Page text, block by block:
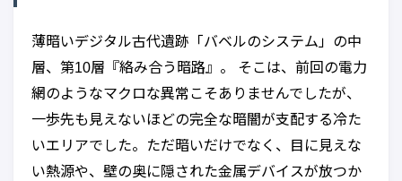
薄暗いデジタル古代遺跡「バベルのシステム」の中
層、第10層『絡み合う暗路』。 そこは、前回の電力
網のようなマクロな異常こそありませんでしたが、
一歩先も見えないほどの完全な暗闇が支配する冷た
いエリアでした。ただ暗いだけでなく、目に見えな
い熱源や、壁の奥に隠された金属デバイスが放つか